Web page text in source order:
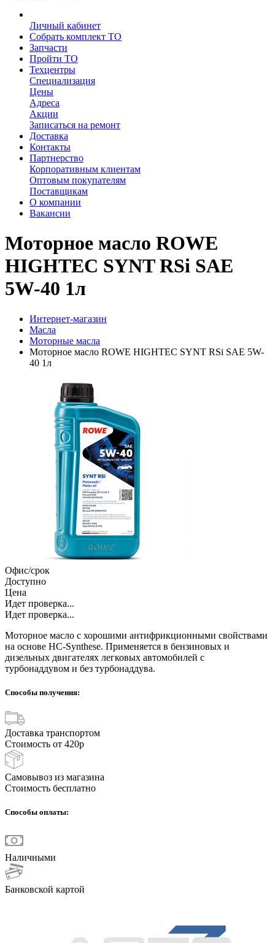
Личный кабинет
Собрать комплект ТО
Запчасти
Пройти ТО
Техцентры
Специализация
Цены
Адреса
Акции
Записаться на ремонт
Доставка
Контакты
Партнерство
Корпоративным клиентам
Оптовым покупателям
Поставщикам
О компании
Вакансии
Моторное масло ROWE
HIGHTEC SYNT RSi SAE
5W-40 1л
Интернет-магазин
Масла
Моторные масла
Моторное масло ROWE HIGHTEC SYNT RSi SAE 5W-
40 1л
Офис/срок
Доступно
Цена
Идет проверка...
Идет проверка...
Моторное масло с хорошими антифрикционными свойствами
на основе HC-Synthese. Применяется в бензиновых и
дизельных двигателях легковых автомобилей с
турбонаддувом и без турбонаддува.
Способы получения:
Доставка транспортом
Стоимость от 420р
Самовывоз из магазина
Стоимость бесплатно
Способы оплаты:
Наличными
Банковской картой